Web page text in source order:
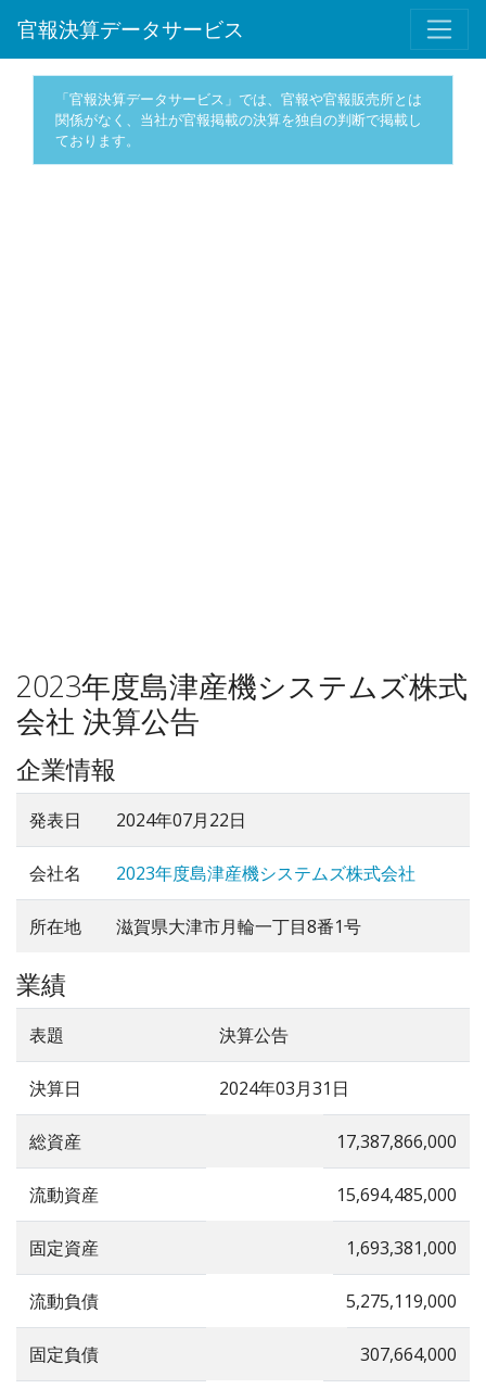
官報決算データサービス
「官報決算データサービス」では、官報や官報販売所とは
関係がなく、当社が官報掲載の決算を独自の判断で掲載し
ております。
2023年度島津産機システムズ株式
会社 決算公告
企業情報
発表日 2024年07月22日
会社名 2023年度島津産機システムズ株式会社
所在地 滋賀県大津市月輪一丁目8番1号
業績
表題 決算公告
決算日 2024年03月31日
総資産 17,387,866,000
流動資産 15,694,485,000
固定資産 1,693,381,000
流動負債 5,275,119,000
固定負債 307,664,000